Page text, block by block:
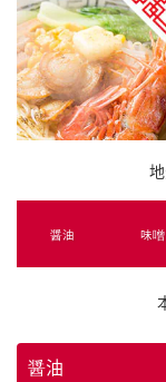
醤油 味噌
醤油